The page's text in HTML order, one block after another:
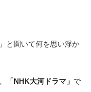
と聞いて何を思い浮か
「NHK大河ドラマ」 で